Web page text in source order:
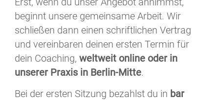
beginnt unsere gemeinsame Arbeit. Wir
schließen dann einen schriftlichen Vertrag
und vereinbaren deinen ersten Termin für
dein Coaching, weltweit online oder in
unserer Praxis in Berlin-Mitte.
Bei der ersten Sitzung bezahlst du in bar